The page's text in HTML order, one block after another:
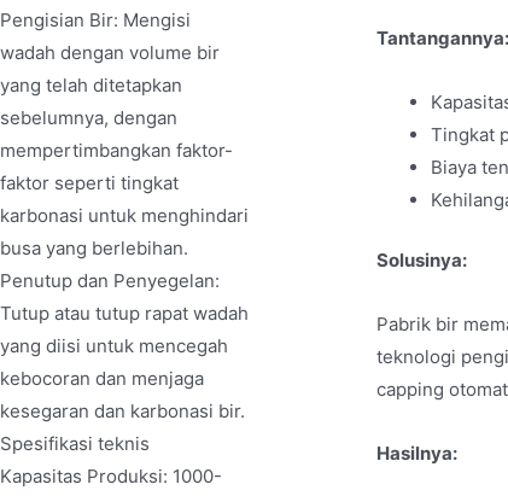
Pengisian Bir: Mengisi
wadah dengan volume bir
yang telah ditetapkan
sebelumnya, dengan
mempertimbangkan faktor-
faktor seperti tingkat
karbonasi untuk menghindari
busa yang berlebihan.
Penutup dan Penyegelan:
Tutup atau tutup rapat wadah
yang diisi untuk mencegah
kebocoran dan menjaga
kesegaran dan karbonasi bir.
Spesifikasi teknis
Kapasitas Produksi: 1000-
Tantangannya:
Tingkat
Biaya
Solusinya:
Pabrik bir
teknologi
capping
Hasilnya: